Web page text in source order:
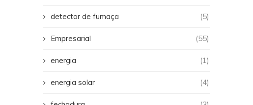
detector de fumaça (5)
Empresarial (55)
energia (1)
energia solar (4)